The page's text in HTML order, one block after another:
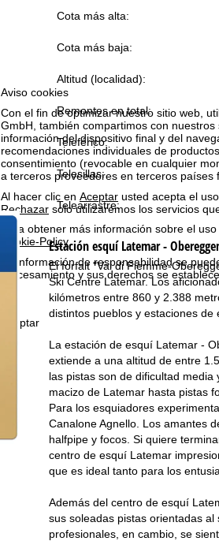
Aviso cookies
Con el fin de optimizar nuestro sitio web,
GmbH, también compartimos con
información del dispositivo final y del
recomendaciones individuales de
consentimiento (revocable en cualquier
a terceros proveedores en terceros países
Al hacer clic en Aceptar usted acepta el
Rechazar solo utilizaremos los servicios
Para obtener más información sobre el
Cookie-Policy.
La información de responsabilidad se
procesamiento y sus derechos se
Aceptar
n
a
p
r
i
n
c
i
p
a
Cota más alta:
Cota más baja:
Altitud (localidad):
Remontes en total:
Teleférico:
Telesillas:
Telearrastre:
Estación esquíLatemar -
El forfait "Val di Fiemme-
Ski Centre Latemar. Los
kilómetros entre 860 y 2.388
distintos pueblos y estaciones de
La estación de esquí Latemar -
extiende a una altitud de entre
las pistas son de dificultad
macizo de Latemar hasta pistas
Para los esquiadores
Canalone Agnello. Los amantes
halfpipe y focos. Si quiere
centro de esquí Latemar
que es ideal tanto para los
Además del centro de esquí
sus soleadas pistas orientadas
profesionales, en cambio, se